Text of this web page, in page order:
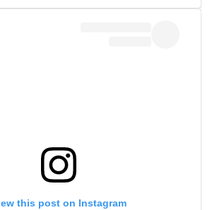
this post on Instagram